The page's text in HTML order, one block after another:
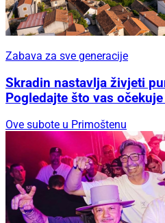
Zabava za sve generacije
Skradin nastavlja živjeti
Pogledajte što vas
Ove subote u Primoštenu